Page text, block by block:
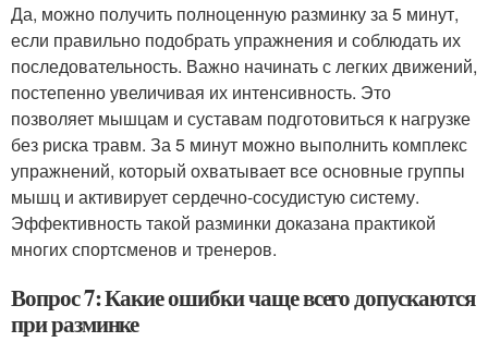
Да, можно получить полноценную разминку за 5 минут,
если правильно подобрать упражнения и соблюдать их
последовательность. Важно начинать с легких движений,
постепенно увеличивая их интенсивность. Это
позволяет мышцам и суставам подготовиться к нагрузке
без риска травм. За 5 минут можно выполнить комплекс
упражнений, который охватывает все основные группы
мышц и активирует сердечно-сосудистую систему.
Эффективность такой разминки доказана практикой
многих спортсменов и тренеров.
Вопрос 7: Какие ошибки чаще всего допускаются
при разминке